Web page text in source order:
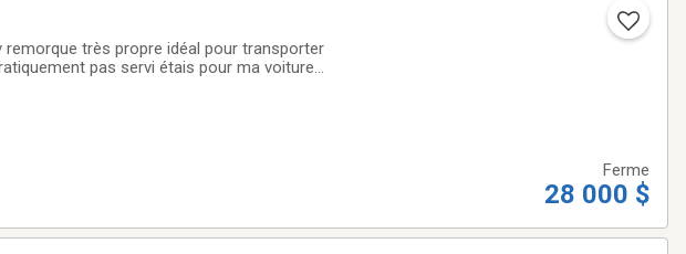
remorque très propre idéal pour transporter
pas servi étais pour ma voiture
Ferme
28 000 $